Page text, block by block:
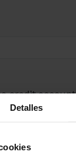
Detalles
credit account